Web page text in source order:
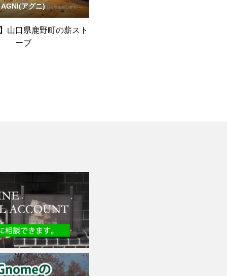
AGNI(アグニ)
山口県鹿野町の薪スト
ーブ